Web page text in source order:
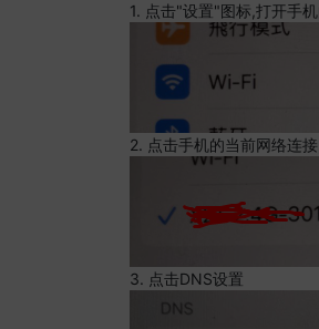
1. 点击"设置"图标,打开手
2. 点击手机的当前网络连
3. 点击DNS设置